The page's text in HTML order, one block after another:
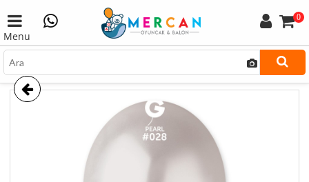
Menu
0